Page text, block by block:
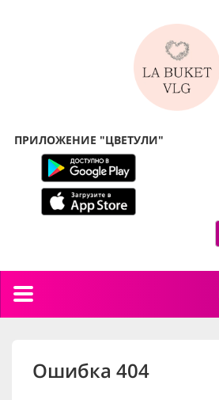
ПРИЛОЖЕНИЕ "ЦВЕТУЛИ"
Toggle
Ошибка 404